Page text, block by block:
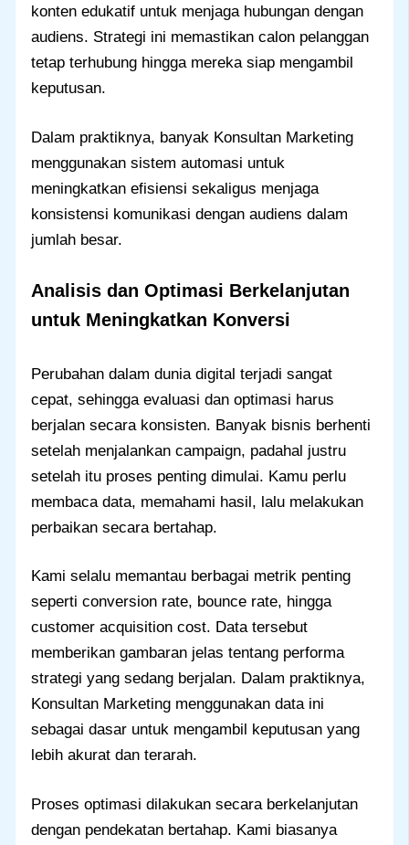
konten edukatif untuk menjaga hubungan dengan
audiens. Strategi ini memastikan calon pelanggan
tetap terhubung hingga mereka siap mengambil
keputusan.
Dalam praktiknya, banyak Konsultan Marketing
menggunakan sistem automasi untuk
meningkatkan efisiensi sekaligus menjaga
konsistensi komunikasi dengan audiens dalam
jumlah besar.
Analisis dan Optimasi Berkelanjutan
untuk Meningkatkan Konversi
Perubahan dalam dunia digital terjadi sangat
cepat, sehingga evaluasi dan optimasi harus
berjalan secara konsisten. Banyak bisnis berhenti
setelah menjalankan campaign, padahal justru
setelah itu proses penting dimulai. Kamu perlu
membaca data, memahami hasil, lalu melakukan
perbaikan secara bertahap.
Kami selalu memantau berbagai metrik penting
seperti conversion rate, bounce rate, hingga
customer acquisition cost. Data tersebut
memberikan gambaran jelas tentang performa
strategi yang sedang berjalan. Dalam praktiknya,
Konsultan Marketing menggunakan data ini
sebagai dasar untuk mengambil keputusan yang
lebih akurat dan terarah.
Proses optimasi dilakukan secara berkelanjutan
dengan pendekatan bertahap. Kami biasanya